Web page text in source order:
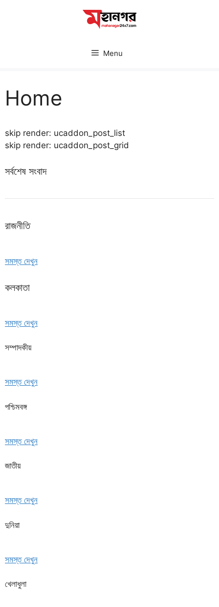
Menu
Home
skip render: ucaddon_post_list
skip render: ucaddon_post_grid
সর্বশেষ সংবাদ
রাজনীতি
সমস্ত দেখুন
কলকাতা
সমস্ত দেখুন
সম্পাদকীয়
সমস্ত দেখুন
পশ্চিমবঙ্গ
সমস্ত দেখুন
জাতীয়
সমস্ত দেখুন
দুনিয়া
সমস্ত দেখুন
খেলাধুলা